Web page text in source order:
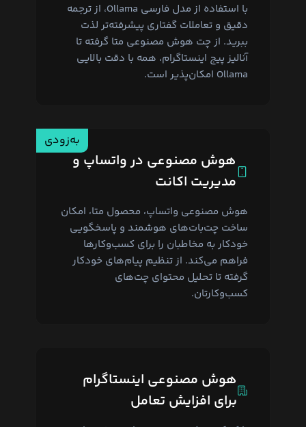
با استفاده از مدل فارسی Ollama، از ترجمه
دقیق و تعاملات گفتاری پیشرفته‌تر لذت
ببرید. از چت هوش مصنوعی متا گرفته تا
آنالیز پیج اینستاگرام، همه با دقت بالایی
Ollama امکان‌پذیر است.
به‌زودی
هوش مصنوعی در واتساپ و
مدیریت اکانت
هوش مصنوعی واتساپ، محصول متا، امکان
ساخت چت‌بات‌های هوشمند و پاسخگویی
خودکار به مخاطبان را برای کسب‌وکارها
فراهم می‌کند. از تنظیم پیام‌های خودکار
گرفته تا تحلیل محتوای چت‌های
کسب‌وکارتان.
هوش مصنوعی اینستاگرام
برای افزایش تعامل